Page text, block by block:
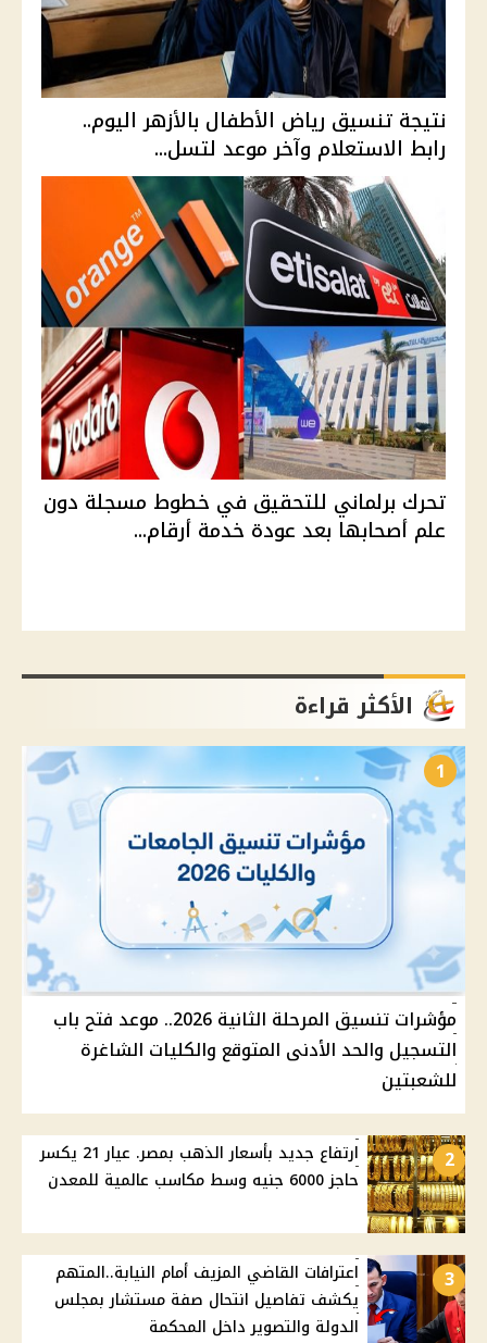
نتيجة تنسيق رياض الأطفال بالأزهر اليوم..
رابط الاستعلام وآخر موعد لتسل...
تحرك برلماني للتحقيق في خطوط مسجلة دون
علم أصحابها بعد عودة خدمة أرقام...
الأكثر قراءة
1
مؤشرات تنسيق المرحلة الثانية 2026.. موعد فتح باب
التسجيل والحد الأدنى المتوقع والكليات الشاغرة
للشعبتين
2
ارتفاع جديد بأسعار الذهب بمصر. عيار 21 يكسر
حاجز 6000 جنيه وسط مكاسب عالمية للمعدن
3
اعترافات القاضي المزيف أمام النيابة..المتهم
يكشف تفاصيل انتحال صفة مستشار بمجلس
الدولة والتصوير داخل المحكمة